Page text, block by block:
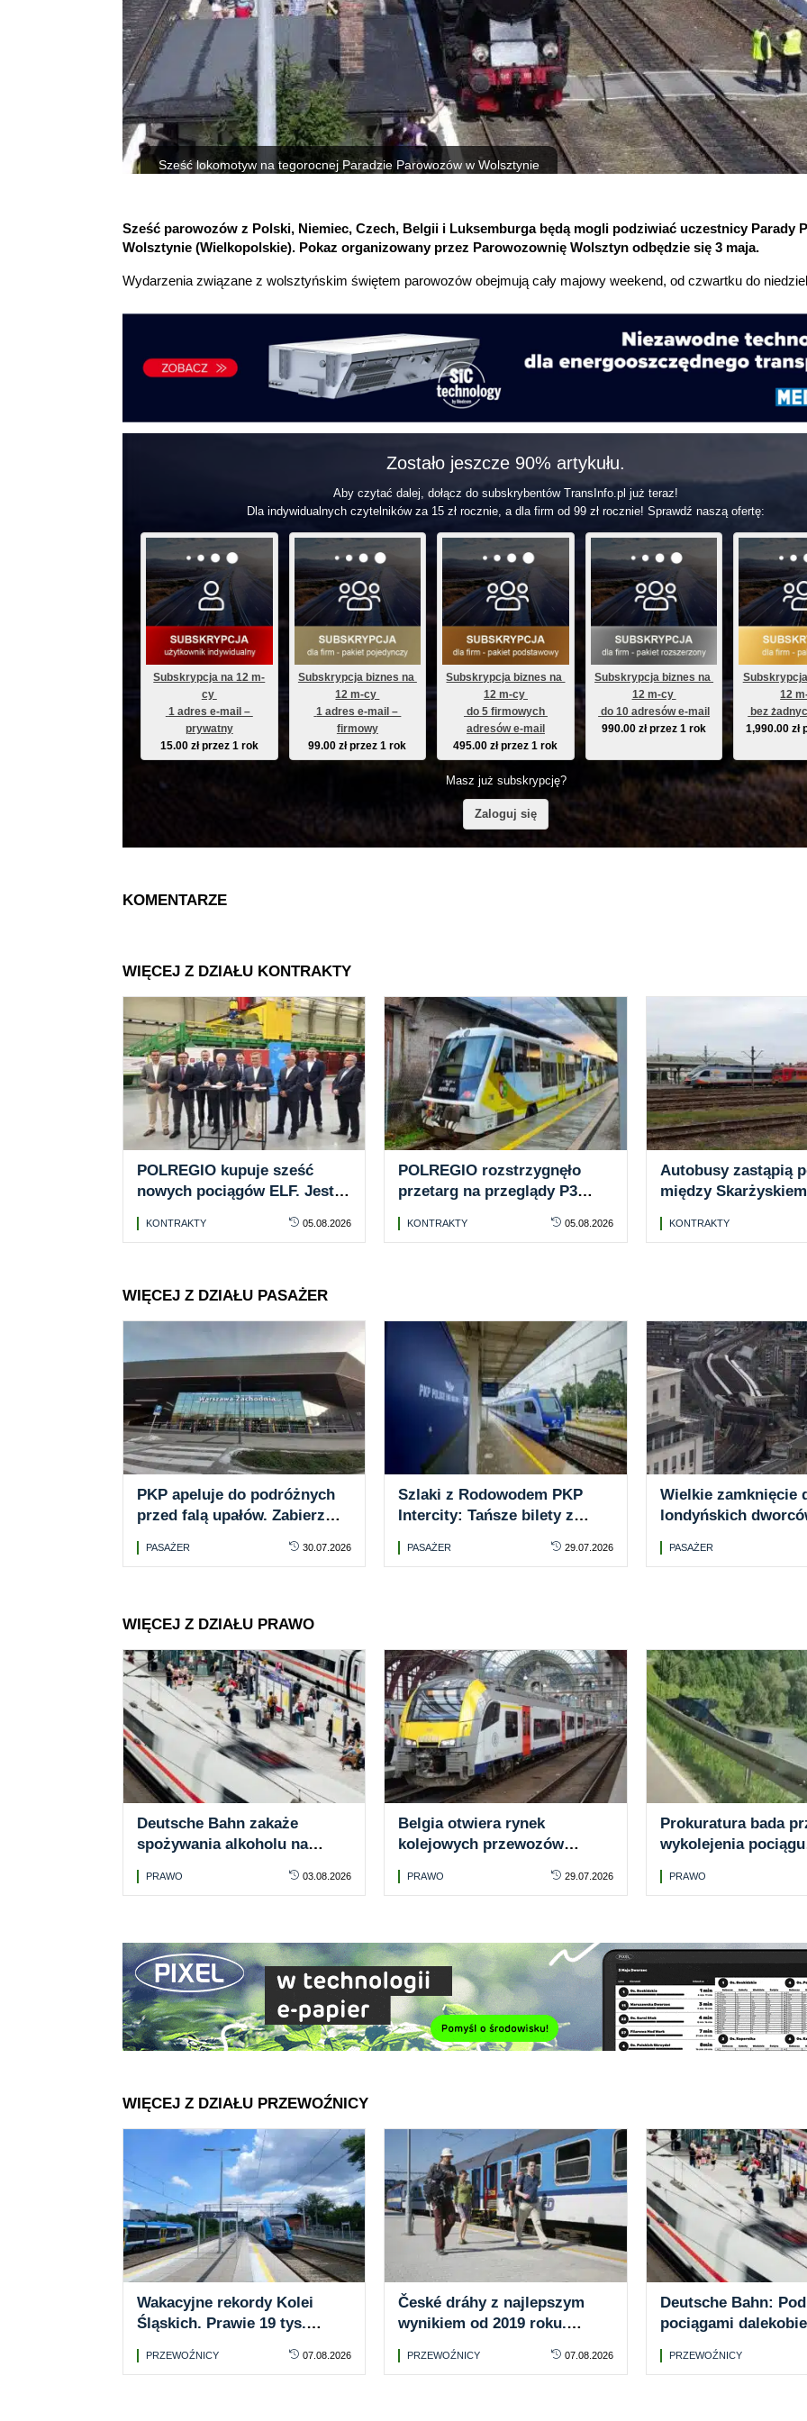
Sześć lokomotyw na tegorocnej Paradzie Parowozów w Wolsztynie
Sześć parowozów z Polski, Niemiec, Czech, Belgii i Luksemburga będą mogli podziwiać uczestnicy Parady
Wolsztynie (Wielkopolskie). Pokaz organizowany przez Parowozownię Wolsztyn odbędzie się 3 maja.
Wydarzenia związane z wolsztyńskim świętem parowozów obejmują cały majowy weekend, od czwartku do
Zostało jeszcze 90% artykułu.
Aby czytać dalej, dołącz do subskrybentów TransInfo.pl już teraz!
Dla indywidualnych czytelników za 15 zł rocznie, a dla firm od 99 zł rocznie! Sprawdź naszą ofertę:
Subskrypcja na 12 m-
cy
prywatny
15.00 zł przez 1 rok
Subskrypcja biznes na
12 m-cy
1 adres e-mail –
firmowy
99.00zł przez 1 rok
Subskrypcja biznes na
12 m-cy
adresów e-mail
495.00zł przez 1 rok
Subskrypcja biznes na
12 m-cy
do 10 adresów e-mail
990.00zł przez 1 rok
12
bez
1,990.00 zł
Masz już subskrypcję?
Zaloguj się
KOMENTARZE
WIĘCEJ Z DZIAŁU KONTRAKTY
POLREGIO kupuje sześć
nowych pociągów ELF. Jest
opcją na kolejne 16 jednostek
KONTRAKTY 05.08.2026
POLREGIO rozstrzygnęło
przetarg na przeglądy P3
wszystkie zadania z
KONTRAKTY 05.08.2026
Autobusy zastąpią
między
POLREGIO
KONTRAKTY
WIĘCEJ Z DZIAŁU PASAŻER
PKP apeluje do podróżnych
przed falą upałów. Zabierz
podróży
PASAŻER 30.07.2026
Szlaki z Rodowodem PKP
Intercity: Tańsze bilety z
i Radomia
PASAŻER 29.07.2026
Wielkie zamknięcie
londyńskich
metrze i autobusach
PASAŻER
WIĘCEJ Z DZIAŁU PRAWO
Deutsche Bahn zakaże
spożywania alkoholu na
stawiają na większe
PRAWO 03.08.2026
Belgia otwiera rynek
kolejowych przewozów
rozpoczyna proces
PRAWO 29.07.2026
Prokuratura bada
wykolejenia pociągu
PRAWO
WIĘCEJ Z DZIAŁU PRZEWOŹNICY
Wakacyjne rekordy Kolei
Śląskich. Prawie 19 tys.
większe zainteresowanie
PRZEWOŹNICY 07.08.2026
České dráhy z najlepszym
wynikiem od 2019 roku.
wybiera kolej
PRZEWOŹNICY 07.08.2026
Deutsche Bahn:
pociągami
PRZEWOŹNICY